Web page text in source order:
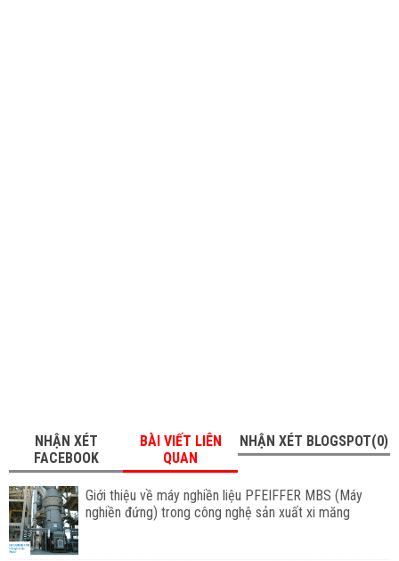
NHẬN XÉT
FACEBOOK
BÀI VIẾT LIÊN
QUAN
NHẬN XÉT BLOGSPOT(0)
Giới thiệu về máy nghiền liệu PFEIFFER MBS (Máy
nghiền đứng) trong công nghệ sản xuất xi măng